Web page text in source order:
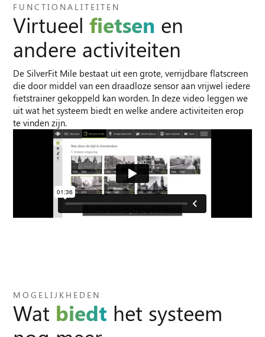
FUNCTIONALITEITEN
Virtueelfietsen en
andere activiteiten
De SilverFit Mile bestaat uit een grote, verrijdbare flatscreen
die door middel van een draadloze sensor aan vrijwel iedere
fietstrainer gekoppeld kan worden. In deze video leggen we
uit wat het systeem biedt en welke andere activiteiten erop
te vinden zijn.
MOGELIJKHEDEN
Wat biedt het systeem